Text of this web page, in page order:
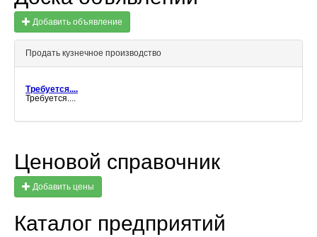
Добавить объявление
Продать кузнечное производство
Требуется....
Требуется....
Ценовой справочник
Добавить цены
Каталог предприятий